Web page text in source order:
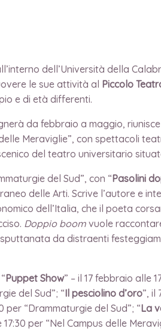
dell’Università della
le sue attività al Piccolo
e di età differenti.
da febbraio a maggio,
Meraviglie”, con spettacoli
del teatro universitario
del Sud”, con “Pasolini
delle Arti. Scrive l’autore e
dell’Italia, che il poeta
Doppio boom vuole
da distraenti
Puppet Show” – il 17 febbraio alle
del Sud”; “Il pesciolino d’oro”, il
per “Drammaturgie del Sud”; “La
per “Nel Campus delle